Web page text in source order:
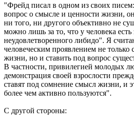
"Фрейд писал в одном из своих писем:
вопрос о смысле и ценности жизни,
ни того, ни другого объективно не
можно лишь за то, что у человека есть
неудовлетворенного либидо". Я
человеческим проявлением не только
жизни, но и ставить под вопрос
В частности, привилегией молодых
демонстрация своей взрослости
ставят под сомнение смысл жизни, и
более чем активно пользуются".
С другой стороны: